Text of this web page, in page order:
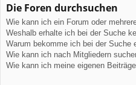
Die Foren durchsuchen
Wie kann ich ein Forum oder
Weshalb erhalte ich bei der Suche
Warum bekomme ich bei der Suche
Wie kann ich nach Mitgliedern
Wie kann ich meine eigenen